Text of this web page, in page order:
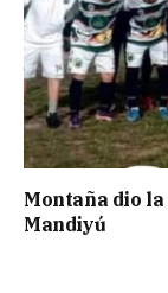
Montaña dio
Mandiyú